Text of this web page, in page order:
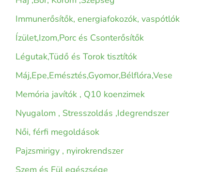
Immunerősítők, energiafokozók, vaspótlók
Ízület,Izom,Porc és Csonterősítők
Légutak,Tüdő és Torok tisztítók
Máj,Epe,Emésztés,Gyomor,Bélflóra,Vese
Memória javítók , Q10 koenzimek
Nyugalom , Stresszoldás ,Idegrendszer
Női, férfi megoldások
Pajzsmirigy , nyirokrendszer
Szem és Fül egészsége